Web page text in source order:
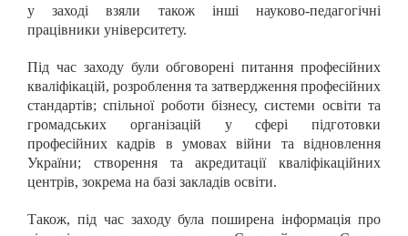
у заході взяли також інші науково-педагогічні
працівники університету.
Під час заходу були обговорені питання професійних
кваліфікацій, розроблення та затвердження професійних
стандартів; спільної роботи бізнесу, системи освіти та
громадських організацій у сфері підготовки
професійних кадрів в умовах війни та відновлення
України; створення та акредитації кваліфікаційних
центрів, зокрема на базі закладів освіти.
Також, під час заходу була поширена інформація про